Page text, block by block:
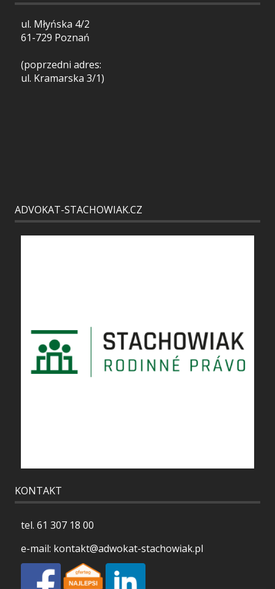
ul. Młyńska 4/2
61-729 Poznań
(poprzedni adres:
ul. Kramarska 3/1)
ADVOKAT-STACHOWIAK.CZ
KONTAKT
tel. 61 307 18 00
e-mail: kontakt@adwokat-stachowiak.pl